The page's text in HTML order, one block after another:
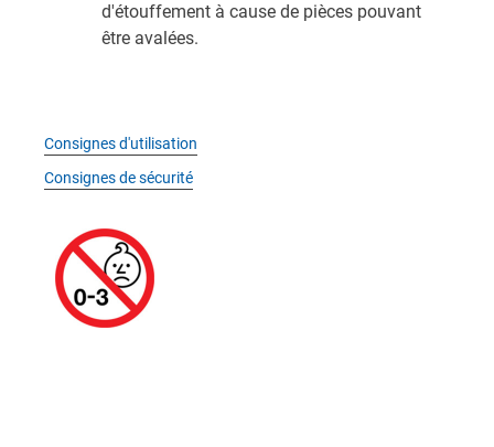
d'étouffement à cause de pièces pouvant
être avalées.
Consignes d'utilisation
Consignes de sécurité